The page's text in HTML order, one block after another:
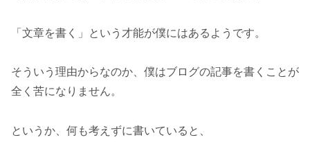
「文章を書く」という才能が僕にはあるようです。
そういう理由からなのか、僕はブログの記事を書くことが
全く苦になりません。
というか、何も考えずに書いていると、